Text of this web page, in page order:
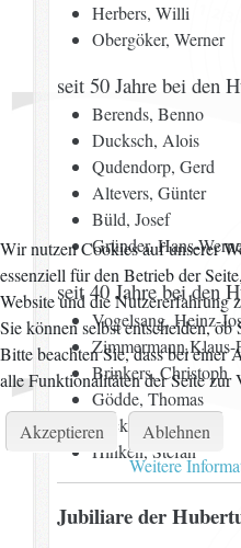
Herbers, Willi
Obergöker, Werner
seit 50 Jahre bei den
Berends, Benno
Ducksch, Alois
Qudendorp, Gerd
Altevers, Günter
Büld, Josef
Gründer, Hans-
seit 40 Jahre bei den
Vogelsang, Heinz-
Zimmermann,Klaus-
Brinkers, Christoph
Gödde, Thomas
Backers, Günter
Hinken, Stefan
Jubiliare der
Wir nutzen Cookies auf unserer
essenziell für den Betrieb der
Website und die Nutzererfahrung
Sie können selbst entscheiden,
Bitte beachten Sie, dass bei
alle Funktionalitäten der Seite zur
Akzeptieren
Ablehnen
Weitere